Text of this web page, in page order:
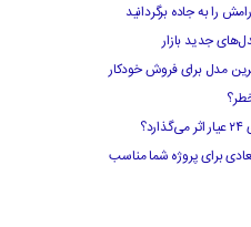
را به جاده برگردانید
جدید بازار
مدل برای فروش خودکار
برای پروژه شما مناسب